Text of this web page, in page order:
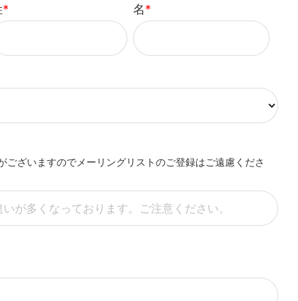
* 名*
ございますのでメーリングリストのご登録はご遠慮くださ